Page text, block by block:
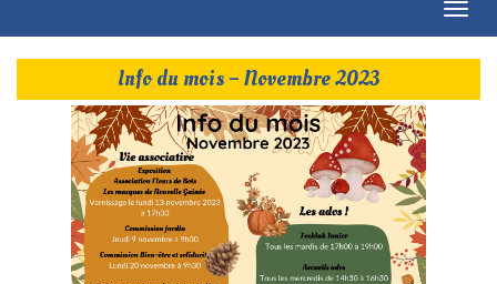
Info du mois – Novembre 2023